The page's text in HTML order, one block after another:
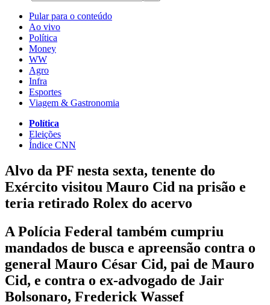
Pular para o conteúdo
Ao vivo
Política
Money
WW
Agro
Infra
Esportes
Viagem & Gastronomia
Política
Eleições
Índice CNN
Alvo da PF nesta sexta, tenente do
Exército visitou Mauro Cid na prisão e
teria retirado Rolex do acervo
A Polícia Federal também cumpriu
mandados de busca e apreensão contra o
general Mauro César Cid, pai de Mauro
Cid, e contra o ex-advogado de Jair
Bolsonaro, Frederick Wassef